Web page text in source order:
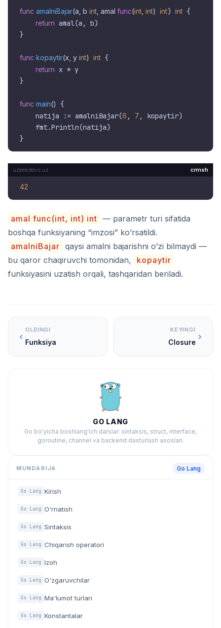
func amalniBajar(a, b int , amal func(int int) int) int {
return amal(a, b)
}
func kopaytir(x, y int) int {
return x * y
}
func main() {
    natija := amalniBajar(
6 , 7 , kopaytir)
    fmt.Println(natija)
crmsh
42
amal func(int, int) int — parametr turi sifatida
boshqa funksiyaning “imzosi” ko’rsatildi.
amalniBajar qaysi amalni bajarishni o’zi bilmaydi —
bu qaror chaqiruvchi tomonidan,
kopaytir
funksiyasini uzatish orqali, tashqaridan beriladi.
OLDINGI
Funksiya
KEYINGI
Closure
GO LANG
Go bo'yicha boshlang'ich darslar: sintaksis, struct, interface,
goroutine, channel va backend dasturlash asoslari.
MUNDARIJA Go Lang
Go Lang Kirish
Go Lang O'rnatish
Go Lang Sintaksis
Go Lang Chiqarish operatori
Go Lang Izoh
Go Lang O'zgaruvchilar
Go Lang Ma'lumot turlari
Go Lang Konstantalar